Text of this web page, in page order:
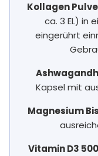
Kollagen
ca. 3 EL) in
eingerührt
Kapsel mit
Magnesium
Vitamin D3